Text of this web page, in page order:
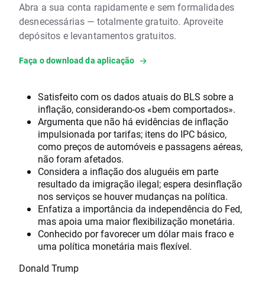
Abra a sua conta rapidamente e sem formalidades
desnecessárias — totalmente gratuito. Aproveite
depósitos e levantamentos gratuitos.
Faça o download da aplicação
Satisfeito com os dados atuais do BLS sobre a
inflação, considerando-os «bem comportados».
Argumenta que não há evidências de inflação
impulsionada por tarifas; itens do IPC básico,
como preços de automóveis e passagens aéreas,
não foram afetados.
Considera a inflação dos aluguéis em parte
resultado da imigração ilegal; espera desinflação
nos serviços se houver mudanças na política.
Enfatiza a importância da independência do Fed,
mas apoia uma maior flexibilização monetária.
Conhecido por favorecer um dólar mais fraco e
uma política monetária mais flexível.
Donald Trump